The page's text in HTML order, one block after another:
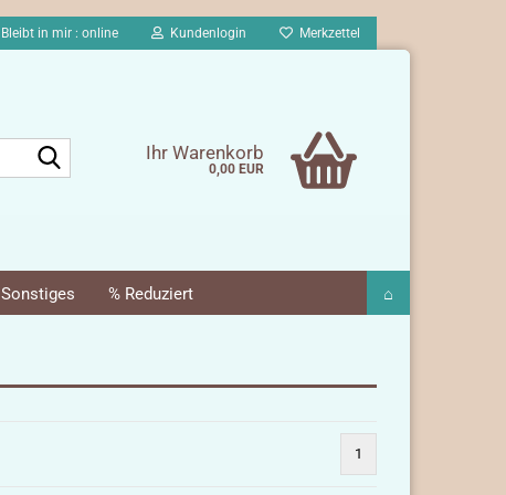
Bleibt in mir : online Kundenlogin Merkzettel
Ihr Warenkorb
0,00 EUR
Sonstiges % Reduziert ⌂
1